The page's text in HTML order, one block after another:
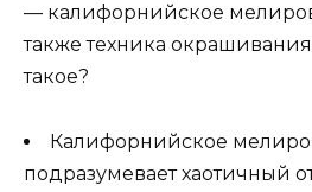
— калифорнийское
также техника окрашивания
такое?
Калифорнийское
подразумевает хаотичный